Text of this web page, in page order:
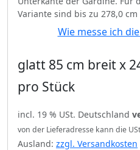
Variante sind bis zu 278,0
Wie messe ich
glatt 85 cm breit x
pro Stück
incl. 19 % USt. Deutschland
von der Lieferadresse kann die
Ausland: zzgl. Versandkosten